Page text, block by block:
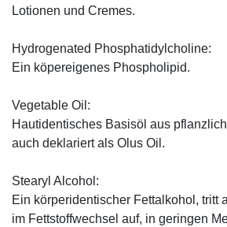
Lotionen und Cremes.
Hydrogenated Phosphatidylcholine:
Ein köpereigenes Phospholipid.
Vegetable Oil:
Hautidentisches Basisöl aus
auch deklariert als Olus Oil.
Stearyl Alcohol:
Ein körperidentischer Fettalkohol, tritt
im Fettstoffwechsel auf, in geringen